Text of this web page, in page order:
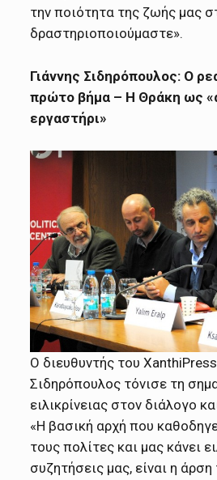
την ποιότητα της ζωής μας
δραστηριοποιούμαστε».
Γιάννης Σιδηρόπουλος: Ο
πρώτο βήμα – Η Θράκη ως
εργαστήρι»
Ο διευθυντής του
Σιδηρόπουλος τόνισε τη
ειλικρίνειας στον διάλογο
«Η βασική αρχή που
τους πολίτες και μας κάνει
συζητήσεις μας, είναι η